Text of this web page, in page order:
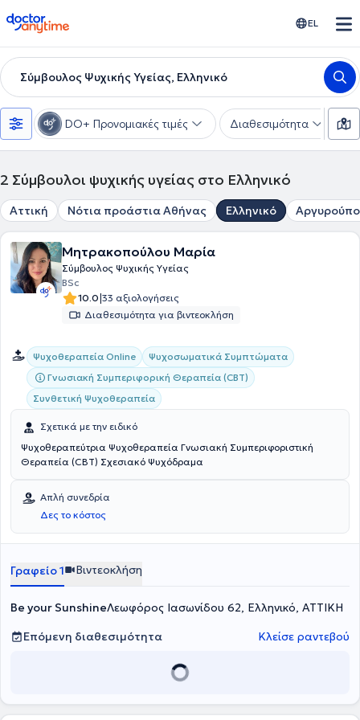
doctoranytime EL
Σύμβουλος Ψυχικής Υγείας, Ελληνικό
DO+ Προνομιακές τιμές Διαθεσιμότητα
2 Σύμβουλοι ψυχικής υγείας στο Ελληνικό
Αττική Νότια προάστια Αθήνας Ελληνικό
Μητρακοπούλου Μαρία
Σύμβουλος Ψυχικής Υγείας
BSc
10.0|33 αξιολογήσεις
Διαθεσιμότητα για βιντεοκλήση
Ψυχοθεραπεία Online
Ψυχοσωματικά Συμπτώματα
Γνωσιακή Συμπεριφορική Θεραπεία (CBT)
Συνθετική Ψυχοθεραπεία
Σχετικά με την ειδικό
Ψυχοθεραπεύτρια Ψυχοθεραπεία Γνωσιακή Συμπεριφοριστική
Θεραπεία (CBT) Σχεσιακό Ψυχόδραμα
Απλή συνεδρία
Δες το κόστος
Γραφείο 1 Βιντεοκλήση
Be your SunshineΛεωφόρος Ιασωνίδου 62, Ελληνικό, ΑΤΤΙΚΗ
Επόμενη διαθεσιμότητα
Κλείσε ραντεβού